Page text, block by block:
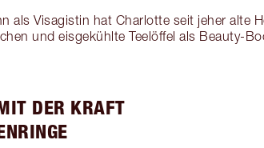
als Visagistin hat Charlotte seit jeher alte
und eisgekühlte Teelöffel als Beauty-
DER KRAFT